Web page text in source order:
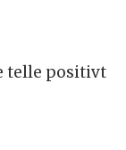
telle positivt